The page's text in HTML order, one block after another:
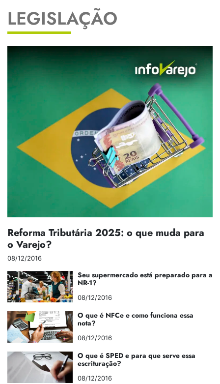
LEGISLAÇÃO
Reforma Tributária 2025: o que muda para
o Varejo?
08/12/2016
Seu supermercado está preparado para a
NR-1?
08/12/2016
O que é NFCe e como funciona essa
nota?
08/12/2016
O que é SPED e para que serve essa
escrituração?
08/12/2016